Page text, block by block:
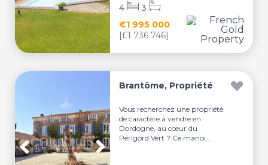
€1 995 000
[£1 736 746]
4 3
Brantôme, Propriété
Vous recherchez une propriété
de caractère à vendre en
Dordogne, au cœur du
Périgord Vert ? Ce manoi...